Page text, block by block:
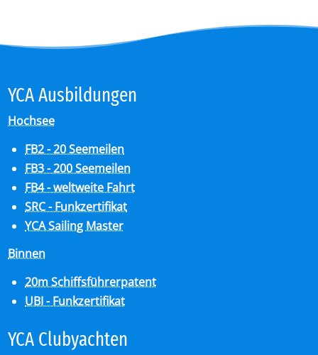
YCA Aus­bil­dun­gen
Hochsee
FB2 - 20 Seemeilen
FB3 - 200 Seemeilen
FB4 - weltweite Fahrt
SRC - Funkzertifikat
YCA Sailing Master
Binnen
20m Schiffsführerpatent
UBI - Funkzertifikat
YCA Club­y­ach­ten